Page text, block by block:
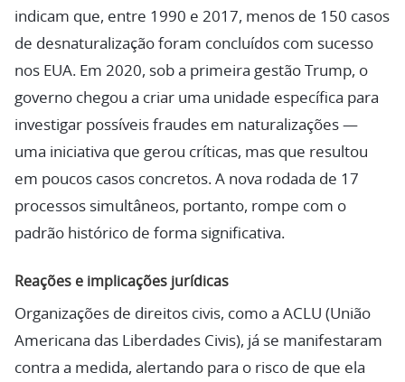
indicam que, entre 1990 e 2017, menos de 150 casos
de desnaturalização foram concluídos com sucesso
nos EUA. Em 2020, sob a primeira gestão Trump, o
governo chegou a criar uma unidade específica para
investigar possíveis fraudes em naturalizações —
uma iniciativa que gerou críticas, mas que resultou
em poucos casos concretos. A nova rodada de 17
processos simultâneos, portanto, rompe com o
padrão histórico de forma significativa.
Reações e implicações jurídicas
Organizações de direitos civis, como a ACLU (União
Americana das Liberdades Civis), já se manifestaram
contra a medida, alertando para o risco de que ela